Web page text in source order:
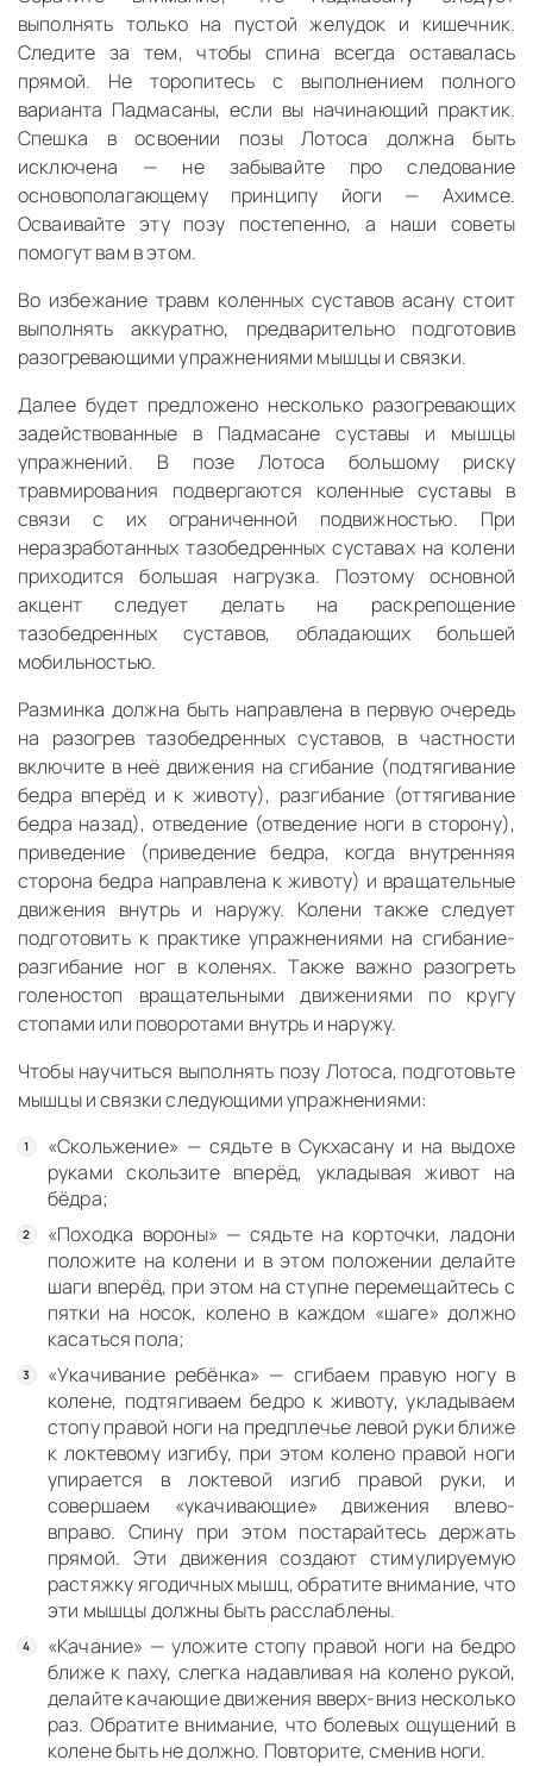
выполнять только на пустой желудок и кишечник.
Следите за тем, чтобы спина всегда оставалась
прямой. Не торопитесь с выполнением полного
варианта Падмасаны, если вы начинающий практик.
Спешка в освоении позы Лотоса должна быть
исключена — не забывайте про следование
основополагающему принципу йоги — Ахимсе.
Осваивайте эту позу постепенно, а наши советы
помогут вам в этом.
Во избежание травм коленных суставов асану стоит
выполнять аккуратно, предварительно подготовив
разогревающими упражнениями мышцы и связки.
Далее будет предложено несколько разогревающих
задействованные в Падмасане суставы и мышцы
упражнений. В позе Лотоса большому риску
травмирования подвергаются коленные суставы в
связи с их ограниченной подвижностью. При
неразработанных тазобедренных суставах на колени
приходится большая нагрузка. Поэтому основной
акцент следует делать на раскрепощение
тазобедренных суставов, обладающих большей
мобильностью.
Разминка должна быть направлена в первую очередь
на разогрев тазобедренных суставов, в частности
включите в неё движения на сгибание (подтягивание
бедра вперёд и к животу), разгибание (оттягивание
бедра назад), отведение (отведение ноги в сторону),
приведение (приведение бедра, когда внутренняя
сторона бедра направлена к животу) и вращательные
движения внутрь и наружу. Колени также следует
подготовить к практике упражнениями на сгибание-
разгибание ног в коленях. Также важно разогреть
голеностоп вращательными движениями по кругу
стопами или поворотами внутрь и наружу.
Чтобы научиться выполнять позу Лотоса, подготовьте
мышцы и связки следующими упражнениями:
«Скольжение» — сядьте в Сукхасану и на выдохе
руками скользите вперёд, укладывая живот на
бёдра;
«Походка вороны» — сядьте на корточки, ладони
положите на колени и в этом положении делайте
шаги вперёд, при этом на ступне перемещайтесь с
пятки на носок, колено в каждом «шаге» должно
касаться пола;
«Укачивание ребёнка» — сгибаем правую ногу в
колене, подтягиваем бедро к животу, укладываем
стопу правой ноги на предплечье левой руки ближе
к локтевому изгибу, при этом колено правой ноги
упирается в локтевой изгиб правой руки, и
совершаем «укачивающие» движения влево-
вправо. Спину при этом постарайтесь держать
прямой. Эти движения создают стимулируемую
растяжку ягодичных мышц, обратите внимание, что
эти мышцы должны быть расслаблены.
«Качание» — уложите стопу правой ноги на бедро
ближе к паху, слегка надавливая на колено рукой,
делайте качающие движения вверх-вниз несколько
раз. Обратите внимание, что болевых ощущений в
колене быть не должно. Повторите, сменив ноги.